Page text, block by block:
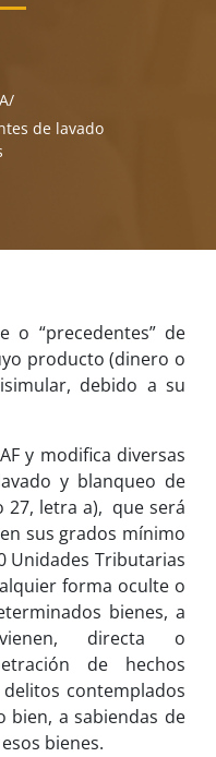
de lavado
o “precedentes” de
producto (dinero o
debido a su
y modifica diversas
y blanqueo de
27, letra a), que será
sus grados mínimo
Unidades Tributarias
forma oculte o
bienes, a
directa o
de hechos
contemplados
bien, a sabiendas de
bienes.